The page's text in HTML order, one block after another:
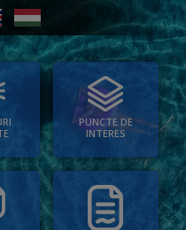
PUNCTE DE
INTERES